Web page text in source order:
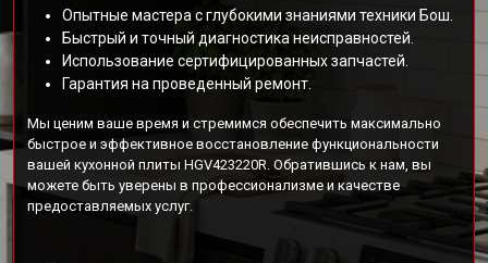
Опытные мастера с глубокими знаниями техники Бош.
Быстрый и точный диагностика неисправностей.
Использование сертифицированных запчастей.
Гарантия на проведенный ремонт.
Мы ценим ваше время и стремимся обеспечить максимально
быстрое и эффективное восстановление функциональности
вашей кухонной плиты HGV423220R. Обратившись к нам, вы
можете быть уверены в профессионализме и качестве
предоставляемых услуг.